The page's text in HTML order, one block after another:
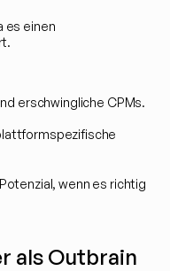
es einen
erschwingliche CPMs.
wenn es richtig
als Outbrain